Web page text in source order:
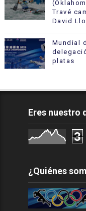
Travé
David
Mundial
platas
Eres nuestro
3
¿Quiénes